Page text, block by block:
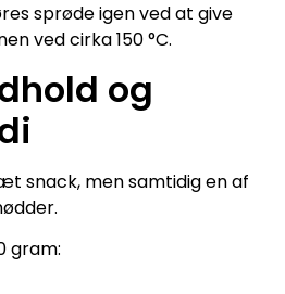
sprøde igen ved at give
ved cirka 150 °C.
og
snack, men samtidig en af
gram: